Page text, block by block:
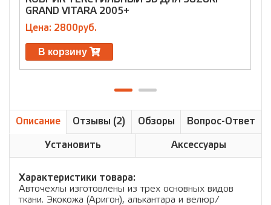
GRAND VITARA 2005+
Цена: 2800руб.
В корзину
Описание Отзывы (2) Обзоры Вопрос-Ответ
Установить Аксессуары
Характеристики товара:
Авточехлы изготовлены из трех основных видов
ткани. Экокожа (Аригон), алькантара и велюр/